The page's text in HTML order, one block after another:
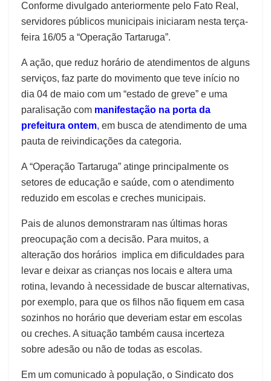
Conforme divulgado anteriormente pelo Fato Real,
servidores públicos municipais iniciaram nesta terça-
feira 16/05 a “Operação Tartaruga”.
A ação, que reduz horário de atendimentos de alguns
serviços, faz parte do movimento que teve início no
dia 04 de maio com um “estado de greve” e uma
paralisação com manifestação na porta da
prefeitura ontem, em busca de atendimento de uma
pauta de reivindicações da categoria.
A “Operação Tartaruga” atinge principalmente os
setores de educação e saúde, com o atendimento
reduzido em escolas e creches municipais.
Pais de alunos demonstraram nas últimas horas
preocupação com a decisão. Para muitos, a
alteração dos horários implica em dificuldades para
levar e deixar as crianças nos locais e altera uma
rotina, levando à necessidade de buscar alternativas,
por exemplo, para que os filhos não fiquem em casa
sozinhos no horário que deveriam estar em escolas
ou creches. A situação também causa incerteza
sobre adesão ou não de todas as escolas.
Em um comunicado à população, o Sindicato dos